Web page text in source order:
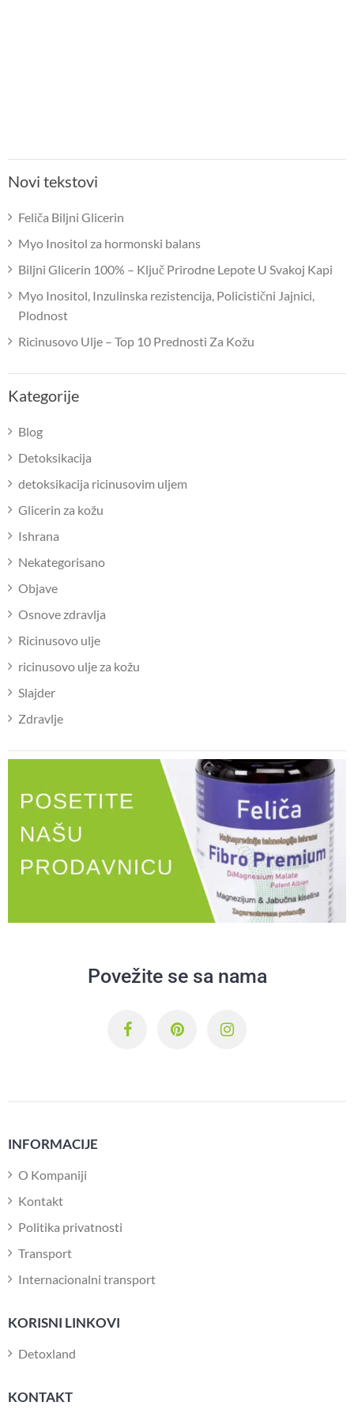
Novi tekstovi
Feliča Biljni Glicerin
Myo Inositol za hormonski balans
Biljni Glicerin 100% – Ključ Prirodne Lepote U Svakoj Kapi
Myo Inositol, Inzulinska rezistencija, Policistični Jajnici,
Plodnost
Ricinusovo Ulje – Top 10 Prednosti Za Kožu
Kategorije
Blog
Detoksikacija
detoksikacija ricinusovim uljem
Glicerin za kožu
Ishrana
Nekategorisano
Objave
Osnove zdravlja
Ricinusovo ulje
ricinusovo ulje za kožu
Slajder
Zdravlje
Povežite se sa nama
INFORMACIJE
O Kompaniji
Kontakt
Politika privatnosti
Transport
Internacionalni transport
KORISNI LINKOVI
Detoxland
KONTAKT